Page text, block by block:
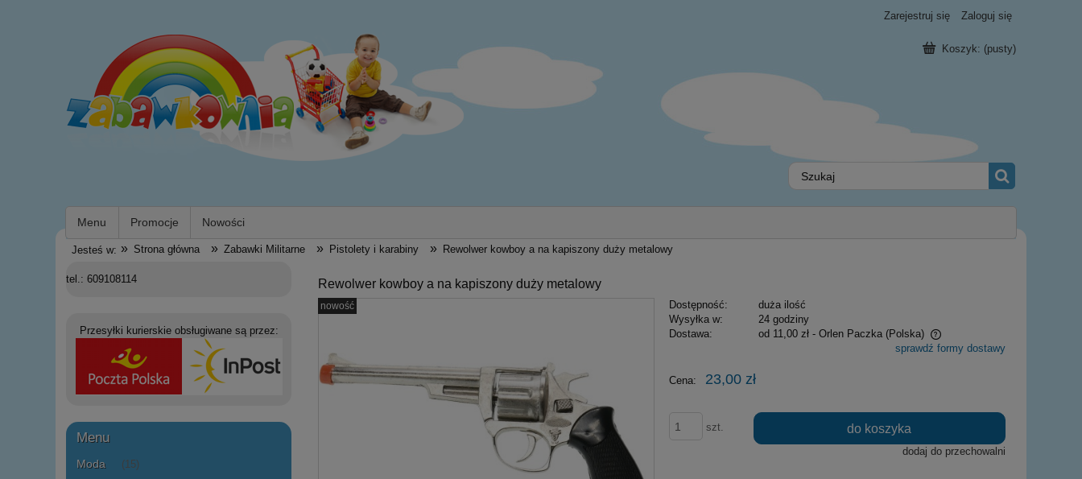
Zarejestruj się Zaloguj się
Koszyk: (pusty)
Menu Promocje Nowości
Jesteś w: » Strona główna » Zabawki Militarne » Pistolety i karabiny » Rewolwer kowboy a na kapiszony duży metalowy
tel.: 609108114
Przesyłki kurierskie obsługiwane są przez:
Menu
Moda (15)
Rewolwer kowboy a na kapiszony duży metalowy
nowość Dostępność:
duża ilość
Wysyłka w:
24 godziny
Dostawa:
od 11,00 zł - Orlen Paczka (Polska)
płatności
sprawdź formy dostawy
Cena: 23,00 zł
szt. do koszyka
dodaj do przechowalni